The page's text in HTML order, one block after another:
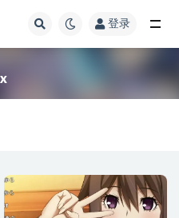
登录